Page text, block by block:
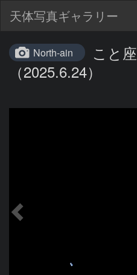
天体写真ギャラリー
North-ain
こと
（2025.6.24）